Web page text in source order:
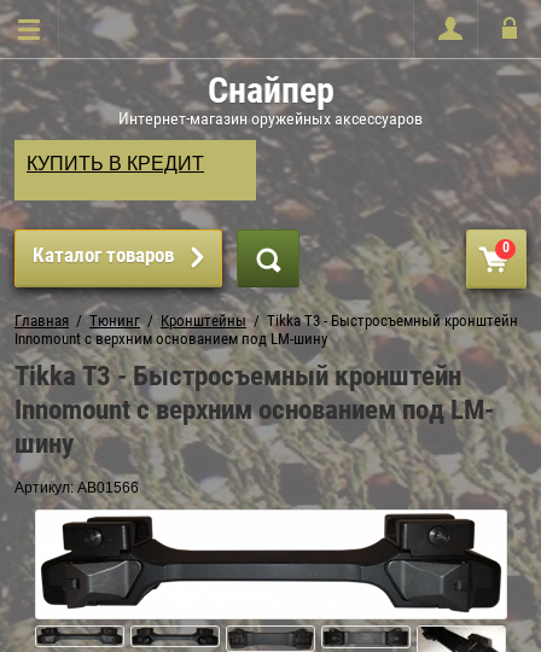
Снайпер
Интернет-магазин оружейных аксессуаров
КУПИТЬ В КРЕДИТ
Каталог товаров 0
Главная
  /
Тюнинг
  /
Кронштейны
  /  Tikka T3 - Быстросъемный кронштейн
Innomount с верхним основанием под LM-шину
Tikka T3 - Быстросъемный кронштейн
Innomount с верхним основанием под LM-
шину
Артикул: AB01566